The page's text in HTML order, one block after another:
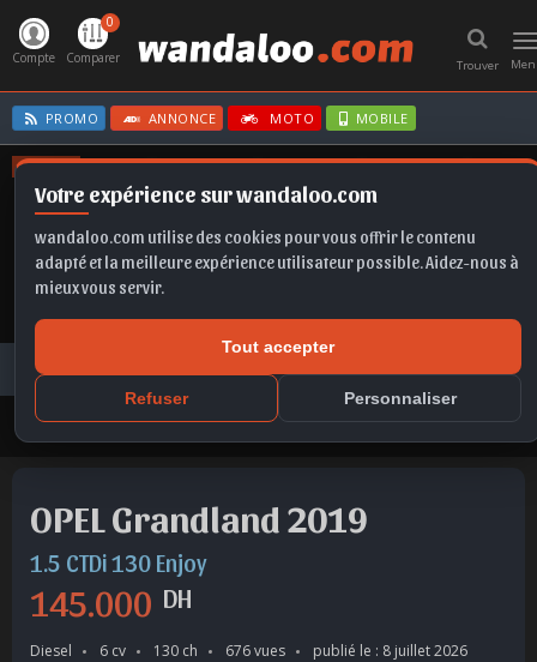
Votre expérience sur wandaloo.com
wandaloo.com utilise des cookies pour vous offrir le contenu
adapté et la meilleure expérience utilisateur possible. Aidez-nous à
mieux vous servir.
Tout accepter
Refuser Personnaliser
Trouver
Compte
0
Comparer
PROMO ANNONCE MOTO MOBILE
OFFRES
SPORTAGE ASTRA C3 FORMENTOR
Toutes les annonces
Grandland
OPEL Grandland 2019 Diesel Occasion Casablanca Maroc
OPEL Grandland 2019
1.5 CTDi 130 Enjoy
145.000 DH
Diesel 6 cv 130 ch 676 vues publié le : 8 juillet 2026